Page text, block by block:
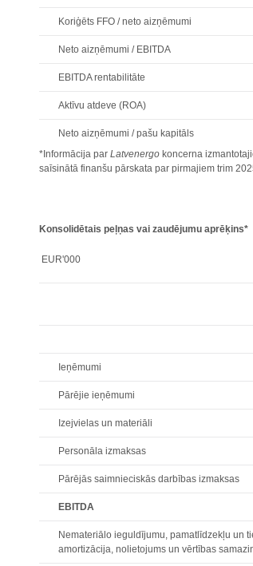
Koriģēts FFO / neto aizņēmumi
Neto aizņēmumi / EBITDA
EBITDA rentabilitāte
Aktīvu atdeve (ROA)
Neto aizņēmumi / pašu kapitāls
*Informācija parLatvenergo koncerna
saīsinātā finanšu pārskata par pirmajiem trim
Konsolidētais peļņas vai zaudējumu aprēķins*
EUR'000
Ieņēmumi
Pārējie ieņēmumi
Izejvielas un materiāli
Personāla izmaksas
Pārējās saimnieciskās darbības izmaksas
EBITDA
Nemateriālo ieguldījumu, pamatlīdzekļu un
amortizācija, nolietojums un vērtības